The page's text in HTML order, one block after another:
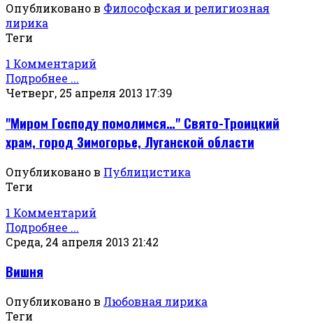
Опубликовано в Философская и религиозная
лирика
Теги
1 Комментарий
Подробнее ...
Четверг, 25 апреля 2013 17:39
"Миром Господу помолимся…" Свято-Троицкий
храм, город Зимогорье, Луганской области
Опубликовано в Публицистика
Теги
1 Комментарий
Подробнее ...
Среда, 24 апреля 2013 21:42
Вишня
Опубликовано в Любовная лирика
Теги